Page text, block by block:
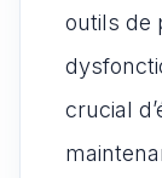
outils de
crucial